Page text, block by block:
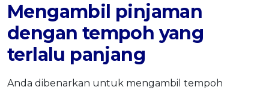
Mengambil pinjaman
dengan tempoh yang
terlalu panjang
Anda dibenarkan untuk mengambil tempoh